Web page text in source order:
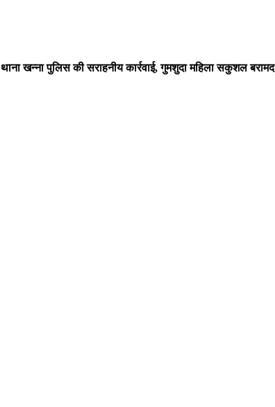
थाना खन्ना पुलिस की सराहनीय कार्रवाई, गुमशुदा महिला सकुशल बरामद